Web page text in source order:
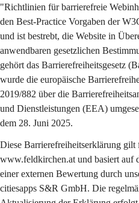
"Richtlinien für barrierefreie
den Best-Practice Vorgaben der
und ist bestrebt, die Website in
anwendbaren gesetzlichen
gehört das Barrierefreiheitsgesetz
wurde die europäische
2019/882 über die
und Dienstleistungen (EEA)
dem 28. Juni 2025.
Diese Barrierefreiheitserklärung gilt
www.feldkirchen.at und basiert auf
einer externen Bewertung durch
citiesapps S&R GmbH. Die